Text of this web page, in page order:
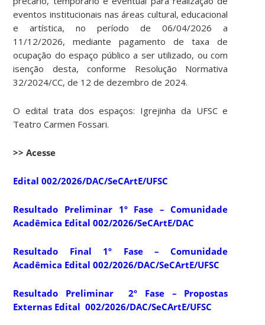
eventos institucionais nas áreas cultural, educacional
e artística, no período de 06/04/2026 a
11/12/2026, mediante pagamento de taxa de
ocupação do espaço público a ser utilizado, ou com
isenção desta, conforme Resolução Normativa
32/2024/CC, de 12 de dezembro de 2024.
O edital trata dos espaços: Igrejinha da UFSC e
Teatro Carmen Fossari.
>> Acesse
Edital 002/2026/DAC/SeCArtE/UFSC
Resultado Preliminar 1º Fase – Comunidade
Acadêmica Edital 002/2026/SeCArtE/DAC
Resultado Final 1º Fase – Comunidade
Acadêmica Edital 002/2026/DAC/SeCArtE/UFSC
Resultado Preliminar 2º Fase – Propostas
Externas Edital 002/2026/DAC/SeCArtE/UFSC